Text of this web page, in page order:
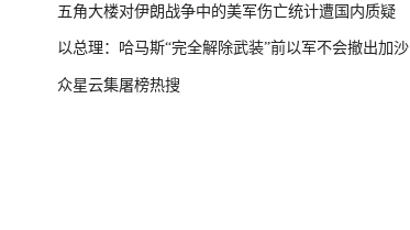
五角大楼对伊朗战争中的美军伤亡统计遭国内质疑
以总理：哈马斯“完全解除武装”前以军不会撤出加沙
众星云集屠榜热搜